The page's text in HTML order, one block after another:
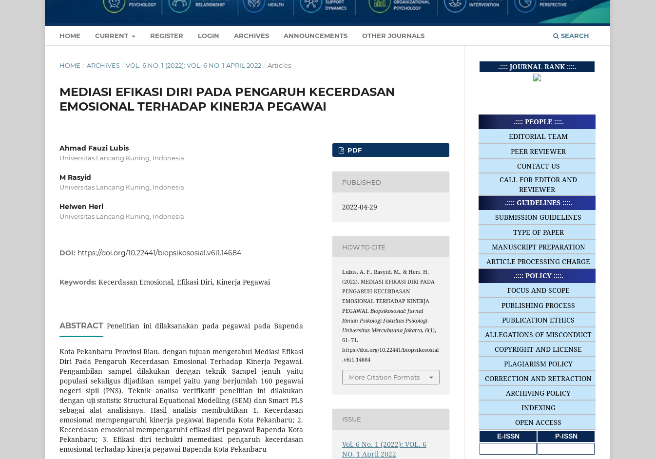
HOME CURRENT REGISTER LOGIN ARCHIVES ANNOUNCEMENTS OTHER JOURNALS SEARCH
HOME / ARCHIVES / VOL. 6 NO. 1 (2022): VOL. 6 NO. 1 APRIL 2022 / Articles
MEDIASI EFIKASI DIRI PADA PENGARUH KECERDASAN
EMOSIONAL TERHADAP KINERJA PEGAWAI
Ahmad Fauzi Lubis
Universitas Lancang Kuning, Indonesia
M Rasyid
Universitas Lancang Kuning, Indonesia
Helwen Heri
Universitas Lancang Kuning, Indonesia
DOI: https://doi.org/10.22441/biopsikososial.v6i1.14684
Keywords: Kecerdasan Emosional, Efikasi Diri, Kinerja Pegawai
ABSTRACT Penelitian ini dilaksanakan pada pegawai pada Bapenda
Kota Pekanbaru Provinsi Riau. dengan tujuan mengetahui Mediasi Efikasi
Diri Pada Pengaruh Kecerdasan Emosional Terhadap Kinerja Pegawai.
Pengambilan sampel dilakukan dengan teknik Sampel jenuh yaitu
populasi sekaligus dijadikan sampel yaitu yang berjumlah 160 pegawai
negeri sipil (PNS). Teknik analisa verifikatif penelitian ini dilakukan
dengan uji statistic Structural Equational Modelling (SEM) dan Smart PLS
sebagai alat analisisnya. Hasil analisis membuktikan 1. Kecerdasan
emosional mempengaruhi kinerja pegawai Bapenda Kota Pekanbaru; 2.
Kecerdasan emosional mempengaruhi efikasi diri pegawai Bapenda Kota
Pekanbaru; 3. Efikasi diri terbukti memediasi pengaruh kecerdasan
emosional terhadap kinerja pegawai Bapenda Kota Pekanbaru
PDF
PUBLISHED
2022-04-29
HOW TO CITE
Lubis, A. F., Rasyid, M., & Heri, H.
(2022). MEDIASI EFIKASI DIRI PADA
PENGARUH KECERDASAN
EMOSIONAL TERHADAP KINERJA
PEGAWAI.Biopsikososial: Jurnal
Ilmiah Psikologi Fakultas Psikologi
Universitas Mercubuana Jakarta,6(1),
61–71.
https://doi.org/10.22441/biopsikososial
.v6i1.14684
More Citation Formats
ISSUE
Vol. 6 No. 1 (2022): VOL. 6
NO. 1 April 2022
.:::: JOURNAL RANK ::::.
.:::: PEOPLE ::::.
EDITORIAL TEAM
PEER REVIEWER
CONTACT US
CALL FOR EDITOR AND
REVIEWER
.:::: GUIDELINES ::::.
SUBMISSION GUIDELINES
TYPE OF PAPER
MANUSCRIPT PREPARATION
ARTICLE PROCESSING CHARGE
.:::: POLICY ::::.
FOCUS AND SCOPE
PUBLISHING PROCESS
PUBLICATION ETHICS
ALLEGATIONS OF MISCONDUCT
COPYRIGHT AND LICENSE
PLAGIARISM POLICY
CORRECTION AND RETRACTION
ARCHIVING POLICY
INDEXING
OPEN ACCESS
E-ISSN P-ISSN